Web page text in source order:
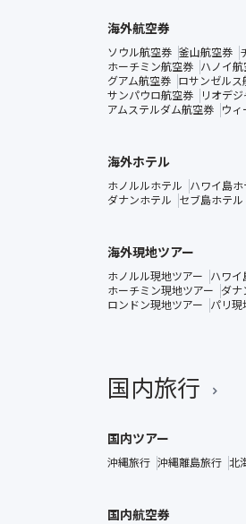
海外航空券
ソウル航空券 釜山航空券
ホーチミン航空券
ハノイ航
グアム航空券
ロサンゼルス
サンパウロ航空券
リオデ
アムステルダム航空券
ウィ
海外ホテル
ホノルルホテル ハワイ島ホ
ダナンホテル
セブ島ホテル
海外現地ツアー
ホノルル現地ツアー ハワイ
ホーチミン現地ツアー
ダナ
ロンドン現地ツアー
パリ現
国内旅行
国内ツアー
沖縄旅行 沖縄離島旅行 北
国内航空券